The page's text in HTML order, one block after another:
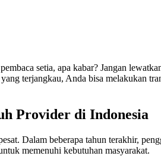
setia, apa kabar? Jangan
terjangkau, Anda bisa melakukan
Provider di Indonesia
Dalam beberapa tahun terakhir,
memenuhi kebutuhan masyarakat.